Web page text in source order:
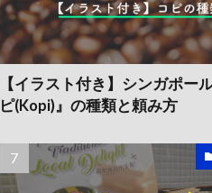
【イラスト付き】シンガポー
ピ(Kopi)』の種類と頼み方